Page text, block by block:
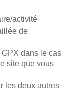
activité
de
dans le cas
site que vous
les deux autres